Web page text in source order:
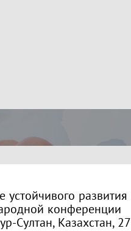
развития
конференции
Султан, Казахстан, 27